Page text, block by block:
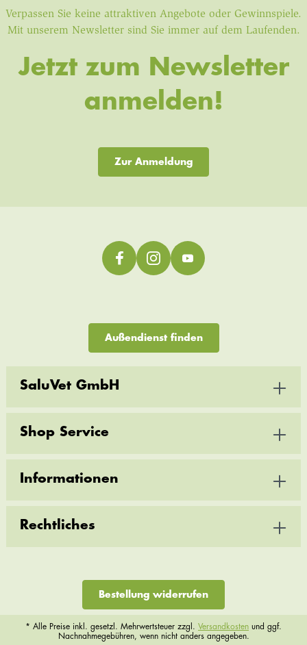
Verpassen Sie keine attraktiven Angebote oder Gewinnspiele.
Mit unserem Newsletter sind Sie immer auf dem Laufenden.
Jetzt zum Newsletter
anmelden!
Zur Anmeldung
Außendienst finden
SaluVet GmbH
Shop Service
Informationen
Rechtliches
Bestellung widerrufen
* Alle Preise inkl. gesetzl. Mehrwertsteuer zzgl. Versandkosten und ggf.
Nachnahmegebühren, wenn nicht anders angegeben.